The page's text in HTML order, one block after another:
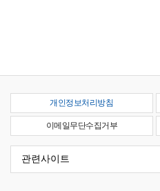
개인정보처리방침
이메일무단수집거부